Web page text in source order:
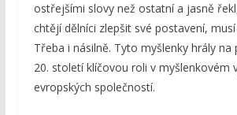
ostřejšími slovy než ostatní a jasně
chtějí dělníci zlepšit své postavení,
Třeba i násilně. Tyto myšlenky hrály na
20. století klíčovou roli v myšlenkovém
evropských společností.